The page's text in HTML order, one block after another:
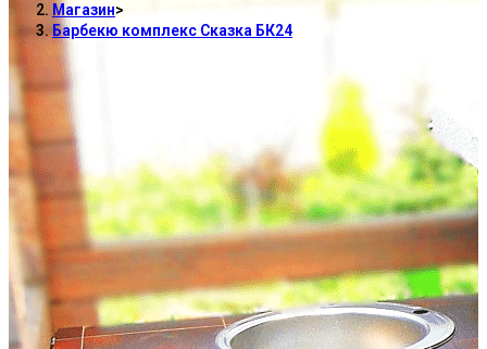
Магазин>
Барбекю комплекс Сказка БК24